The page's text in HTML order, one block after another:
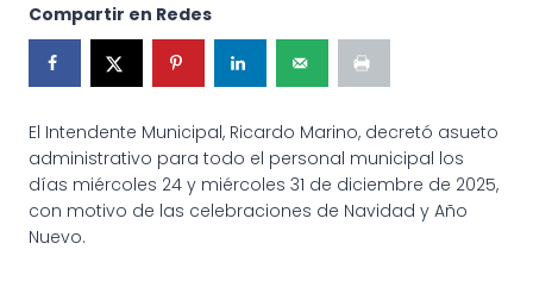
Compartir en Redes
El Intendente Municipal, Ricardo Marino, decretó asueto
administrativo para todo el personal municipal los
días miércoles 24 y miércoles 31 de diciembre de 2025,
con motivo de las celebraciones de Navidad y Año
Nuevo.